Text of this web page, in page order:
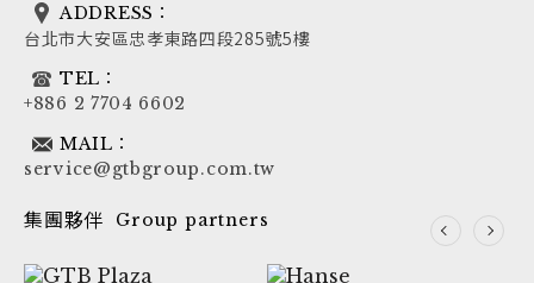
ADDRESS：
台北市大安區忠孝東路四段285號5樓
TEL：
+886 2 7704 6602
MAIL：
service@gtbgroup.com.tw
集團夥伴 Group partners